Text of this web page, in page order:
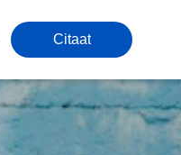
Citaat